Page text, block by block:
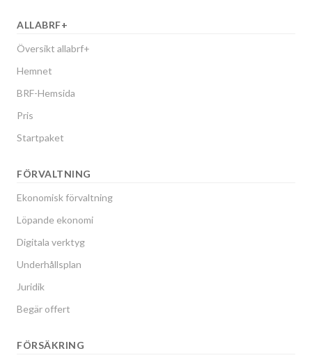
ALLABRF+
Översikt allabrf+
Hemnet
BRF-Hemsida
Pris
Startpaket
FÖRVALTNING
Ekonomisk förvaltning
Löpande ekonomi
Digitala verktyg
Underhållsplan
Juridik
Begär offert
FÖRSÄKRING